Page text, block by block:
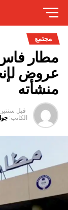
مجتمع
مطار
عروض
منشأته
قبل سنتين
الكاتب: